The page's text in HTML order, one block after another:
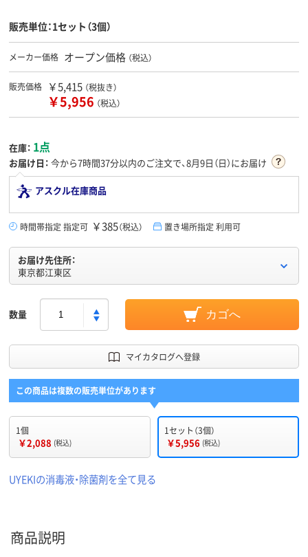
販売単位：1セット（3個）
メーカー価格 オープン価格 （税込）
販売価格 ￥5,415 （税抜き）
￥5,956 （税込）
在庫： 1点
お届け日： 今から7時間37分以内のご注文で、8月9日（日）にお届け
アスクル在庫商品
時間帯指定 指定可 ￥385（税込） 置き場所指定 利用可
お届け先住所：
東京都江東区
数量 カゴへ
マイカタログへ登録
この商品は複数の販売単位があります
1個
￥2,088 (税込)
1セット（3個）
￥5,956 (税込)
UYEKIの消毒液・除菌剤を全て見る
商品説明